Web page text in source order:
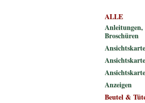
ALLE
Broschüren
Anzeigen
Beutel &